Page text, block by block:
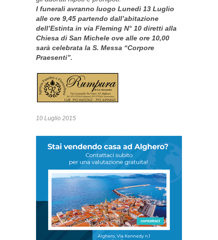
I funerali avranno luogo Lunedì 13 Luglio
alle ore 9,45 partendo dall’abitazione
dell’Estinta in via Fleming N° 10 diretti alla
Chiesa di San Michele ove alle ore 10,00
sarà celebrata la S. Messa “Corpore
Praesenti”.
10 Luglio 2015